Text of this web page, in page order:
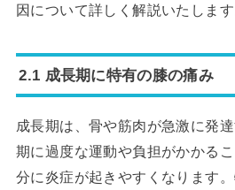
因について詳しく解説いたします
2.1 成長期に特有の膝の痛み
成長期は、骨や筋肉が急激に発
期に過度な運動や負担がかかる
分に炎症が起きやすくなります